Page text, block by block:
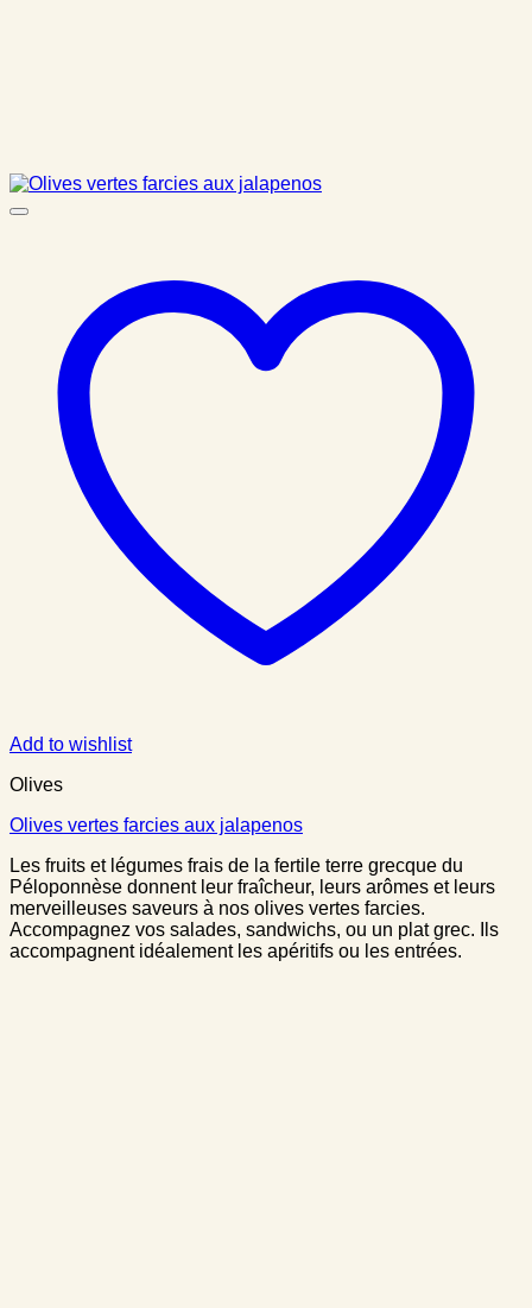
Add to wishlist
Olives
Olives vertes farcies aux jalapenos
Les fruits et légumes frais de la fertile terre grecque du
Péloponnèse donnent leur fraîcheur, leurs arômes et leurs
merveilleuses saveurs à nos olives vertes farcies.
Accompagnez vos salades, sandwichs, ou un plat grec. Ils
accompagnent idéalement les apéritifs ou les entrées.